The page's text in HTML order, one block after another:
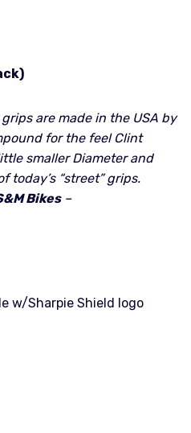
are made in the USA by
for the feel Clint
smaller Diameter and
today’s “street” grips.
Bikes–
w/Sharpie Shield logo